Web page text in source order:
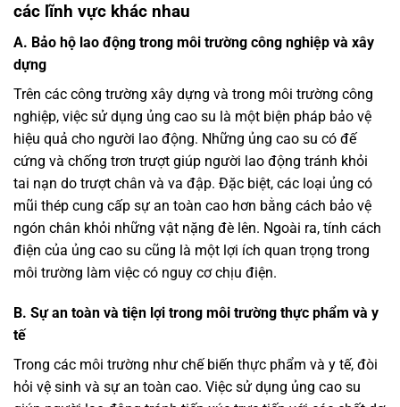
các lĩnh vực khác nhau
A. Bảo hộ lao động trong môi trường công nghiệp và xây
dựng
Trên các công trường xây dựng và trong môi trường công
nghiệp, việc sử dụng ủng cao su là một biện pháp bảo vệ
hiệu quả cho người lao động. Những ủng cao su có đế
cứng và chống trơn trượt giúp người lao động tránh khỏi
tai nạn do trượt chân và va đập. Đặc biệt, các loại ủng có
mũi thép cung cấp sự an toàn cao hơn bằng cách bảo vệ
ngón chân khỏi những vật nặng đè lên. Ngoài ra, tính cách
điện của ủng cao su cũng là một lợi ích quan trọng trong
môi trường làm việc có nguy cơ chịu điện.
B. Sự an toàn và tiện lợi trong môi trường thực phẩm và y
tế
Trong các môi trường như chế biến thực phẩm và y tế, đòi
hỏi vệ sinh và sự an toàn cao. Việc sử dụng ủng cao su